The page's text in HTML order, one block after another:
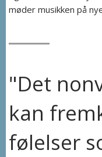
møder musikken på
"Det
kan
følelser